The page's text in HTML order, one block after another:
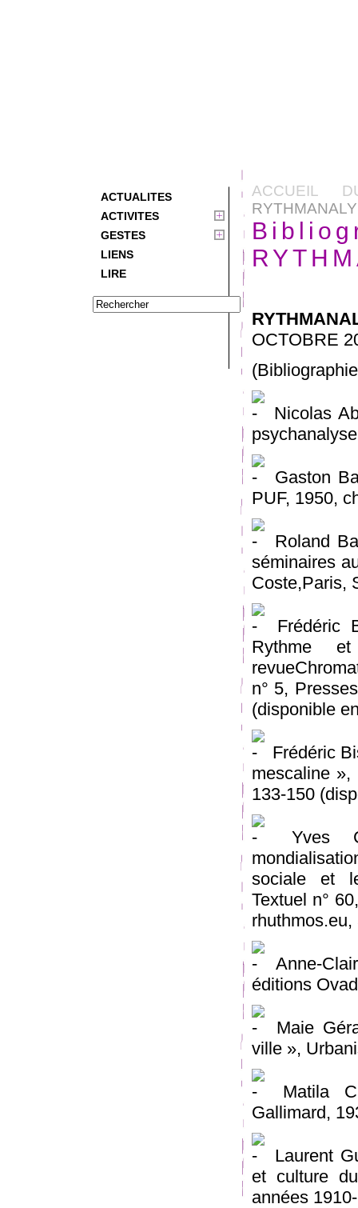
ACTUALITES
ACTIVITES
GESTES
LIENS
LIRE
ACCUEIL
OCTOBRE
Nicolas
Gaston
PUF, 1950,
Roland
séminaires
Coste,Paris,
Frédéric
Rythme
n° 5,
(disponible
Frédéric
mescaline »,
133-150
Yves
sociale et
Textuel n°
Anne-
éditions
Maie
ville »,
Matila
Gallimard,
Laurent
et culture
années